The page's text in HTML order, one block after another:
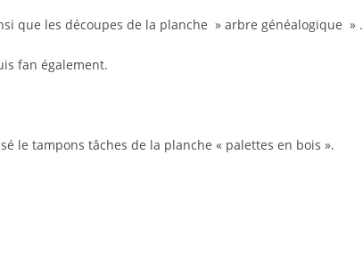
que les découpes de la planche » arbre généalogique » .
fan également.
le tampons tâches de la planche « palettes en bois ».